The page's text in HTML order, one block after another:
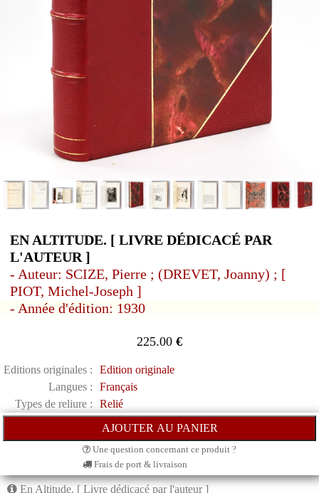
EN ALTITUDE. [ LIVRE DÉDICACÉ PAR
L'AUTEUR ]
- Auteur: SCIZE, Pierre ; (DREVET, Joanny) ; [
PIOT, Michel-Joseph ]
- Année d'édition: 1930
225.00 €
Editions originales :
Edition originale
Langues :
Français
Types de reliure :
Relié
Une question concernant ce produit ?
Frais de port & livraison
En Altitude. [ Livre dédicacé par l'auteur ]